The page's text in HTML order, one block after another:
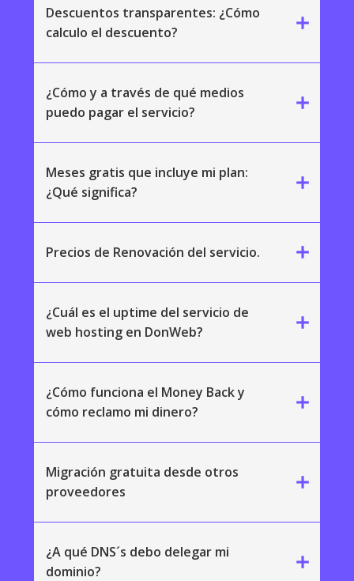
Descuentos transparentes: ¿Cómo
calculo el descuento?
add
¿Cómo y a través de qué medios
puedo pagar el servicio?
add
Meses gratis que incluye mi plan:
¿Qué significa?
add
Precios de Renovación del servicio. add
¿Cuál es el uptime del servicio de
web hosting en DonWeb?
add
¿Cómo funciona el Money Back y
cómo reclamo mi dinero?
add
Migración gratuita desde otros
proveedores
add
¿A qué DNS´s debo delegar mi
dominio?
add